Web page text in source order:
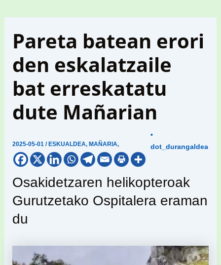
Pareta batean erori
den eskalatzaile
bat erreskatatu
dute Mañarian
2025-05-01/ ESKUALDEA, MAÑARIA,
•
dot_durangaldea
Osakidetzaren helikopteroak
Gurutzetako Ospitalera eraman
du